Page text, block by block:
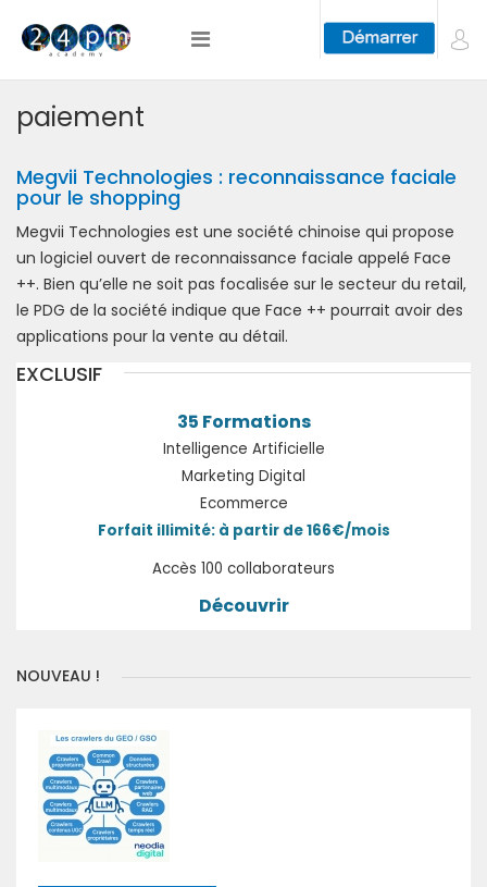
paiement
Megvii Technologies : reconnaissance faciale
pour le shopping
Megvii Technologies est une société chinoise qui propose
un logiciel ouvert de reconnaissance faciale appelé Face
++. Bien qu’elle ne soit pas focalisée sur le secteur du retail,
le PDG de la société indique que Face ++ pourrait avoir des
applications pour la vente au détail.
EXCLUSIF
35 Formations
Intelligence Artificielle
Marketing Digital
Ecommerce
Forfait illimité: à partir de 166€/mois
Accès 100 collaborateurs
Découvrir
NOUVEAU !